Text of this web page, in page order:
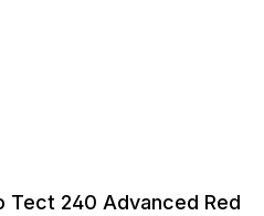
Tect 240 Advanced Red